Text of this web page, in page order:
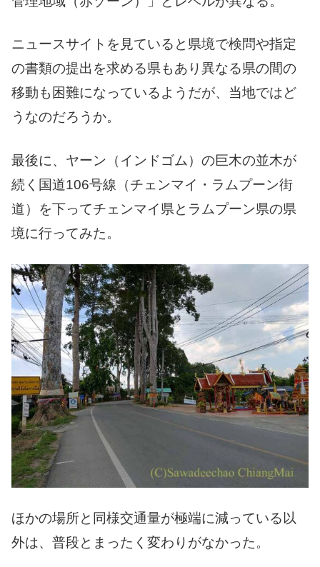
ニュースサイトを見ていると県境で検問や指定
の書類の提出を求める県もあり異なる県の間の
移動も困難になっているようだが、当地ではど
うなのだろうか。
最後に、ヤーン（インドゴム）の巨木の並木が
続く国道106号線（チェンマイ・ラムプーン街
道）を下ってチェンマイ県とラムプーン県の県
境に行ってみた。
ほかの場所と同様交通量が極端に減っている以
外は、普段とまったく変わりがなかった。